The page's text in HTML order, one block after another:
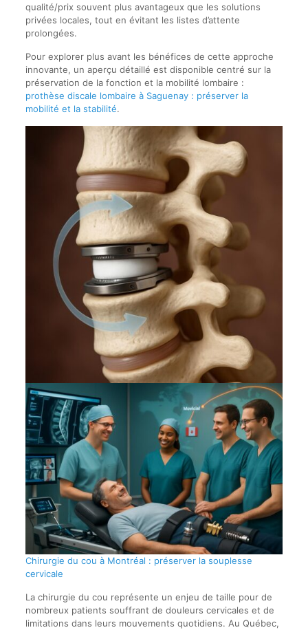
qualité/prix souvent plus avantageux que les solutions
privées locales, tout en évitant les listes d’attente
prolongées.
Pour explorer plus avant les bénéfices de cette approche
innovante, un aperçu détaillé est disponible centré sur la
préservation de la fonction et la mobilité lombaire :
prothèse discale lombaire à Saguenay : préserver la
mobilité et la stabilité.
Chirurgie du cou à Montréal : préserver la souplesse
cervicale
La chirurgie du cou représente un enjeu de taille pour de
nombreux patients souffrant de douleurs cervicales et de
limitations dans leurs mouvements quotidiens. Au Québec,